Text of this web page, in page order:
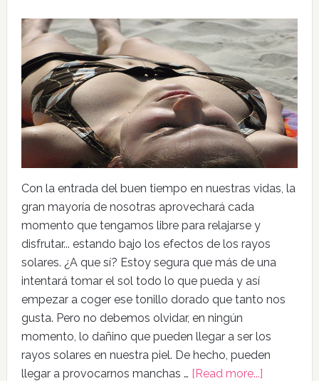
Con la entrada del buen tiempo en nuestras vidas, la
gran mayoría de nosotras aprovechará cada
momento que tengamos libre para relajarse y
disfrutar... estando bajo los efectos de los rayos
solares. ¿A que sí? Estoy segura que más de una
intentará tomar el sol todo lo que pueda y así
empezar a coger ese tonillo dorado que tanto nos
gusta. Pero no debemos olvidar, en ningún
momento, lo dañino que pueden llegar a ser los
rayos solares en nuestra piel. De hecho, pueden
llegar a provocarnos manchas … [Read more...]